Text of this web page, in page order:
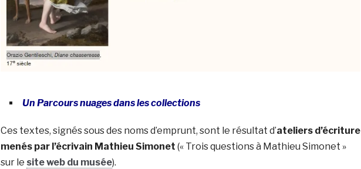
Un Parcours nuages dans les collections
Ces textes, signés sous des noms d’emprunt, sont le résultat d’ateliers d’écriture
menés par l’écrivain Mathieu Simonet (« Trois questions à Mathieu Simonet »
sur le site web du musée).